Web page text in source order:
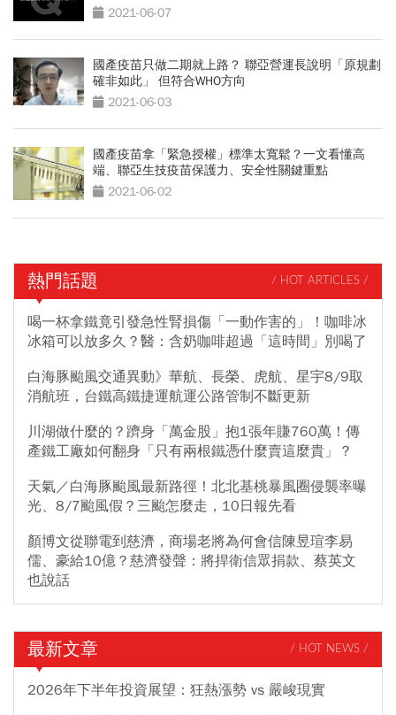
2021-06-07
國產疫苗只做二期就上路？ 聯亞營運長說明「原規劃
確非如此」 但符合WHO方向
2021-06-03
國產疫苗拿「緊急授權」標準太寬鬆？一文看懂高
端、聯亞生技疫苗保護力、安全性關鍵重點
2021-06-02
熱門話題 / HOT ARTICLES /
喝一杯拿鐵竟引發急性腎損傷「一動作害的」！咖啡冰
冰箱可以放多久？醫：含奶咖啡超過「這時間」別喝了
白海豚颱風交通異動》華航、長榮、虎航、星宇8/9取
消航班，台鐵高鐵捷運航運公路管制不斷更新
川湖做什麼的？躋身「萬金股」抱1張年賺760萬！傳
產鐵工廠如何翻身「只有兩根鐵憑什麼賣這麼貴」？
天氣／白海豚颱風最新路徑！北北基桃暴風圈侵襲率曝
光、8/7颱風假？三颱怎麼走，10日報先看
顏博文從聯電到慈濟，商場老將為何會信陳昱瑄李易
儒、豪給10億？慈濟發聲：將捍衛信眾捐款、蔡英文
也說話
最新文章 / HOT NEWS /
2026年下半年投資展望：狂熱漲勢 vs 嚴峻現實